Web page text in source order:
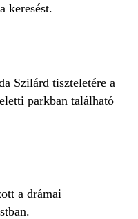
keresést.
Szilárd tiszteletére a
parkban található
a drámai